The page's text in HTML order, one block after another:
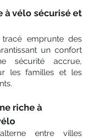
à vélo sécurisé et
emprunte des
un confort
sécurité accrue,
les familles et les
riche à
entre villes